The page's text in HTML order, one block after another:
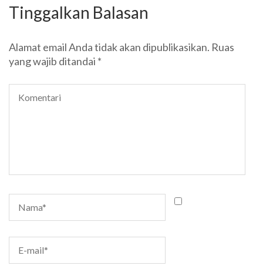
Tinggalkan Balasan
Alamat email Anda tidak akan dipublikasikan. Ruas
yang wajib ditandai *